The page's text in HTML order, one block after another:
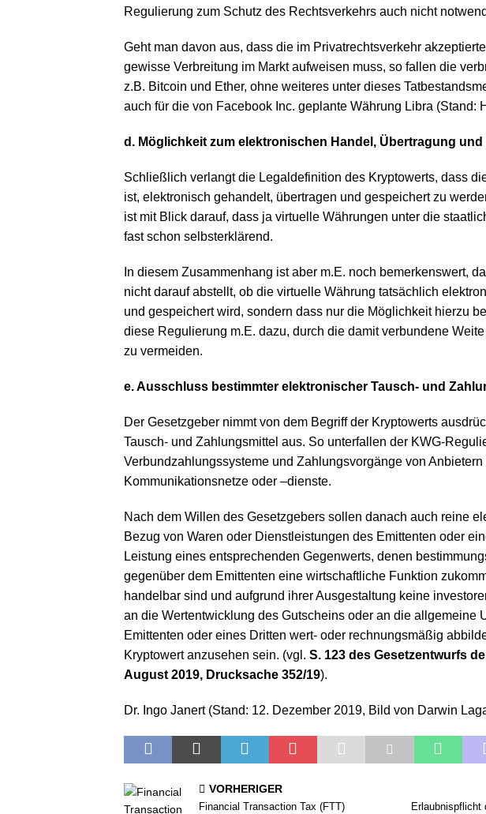
Regulierung zum Schutz des Rechtsverkehrs auch nicht
Geht man davon aus, dass die im Privatrechtsverkehr
gewisse Verbreitung im Markt aufweisen muss, so fallen die
z.B. Bitcoin und Ether, ohne weiteres unter dieses
auch für die von Facebook Inc. geplante Währung Libra (Stand:
d. Möglichkeit zum elektronischen Handel, Übertragung
Schließlich verlangt die Legaldefinition des Kryptowerts, dass
ist, elektronisch gehandelt, übertragen und gespeichert zu
ist mit Blick darauf, dass ja virtuelle Währungen unter die
fast schon selbsterklärend.
In diesem Zusammenhang ist aber m.E. noch bemerkenswert,
nicht darauf abstellt, ob die virtuelle Währung tatsächlich
und gespeichert wird, sondern dass nur die Möglichkeit hierzu
diese Regulierung m.E. dazu, durch die damit verbundene
zu vermeiden.
e. Ausschluss bestimmter elektronischer Tausch- und
Der Gesetzgeber nimmt von dem Begriff der Kryptowerts
Tausch- und Zahlungsmittel aus. So unterfallen der KWG-
Verbundzahlungssysteme und Zahlungsvorgänge von
Kommunikationsnetze oder –dienste.
Nach dem Willen des Gesetzgebers sollen danach auch reine
Bezug von Waren oder Dienstleistungen des Emittenten oder
Leistung eines entsprechenden Gegenwerts, denen
gegenüber dem Emittenten eine wirtschaftliche Funktion
handelbar sind und aufgrund ihrer Ausgestaltung keine
an die Wertentwicklung des Gutscheins oder an die allgemeine
Emittenten oder eines Dritten wert- oder rechnungsmäßig
Kryptowert anzusehen sein. (vgl. S. 123 des Gesetzentwurfs
August 2019, Drucksache 352/19).
Dr. Ingo Janert (Stand: 12. Dezember 2019, Bild von Darwin
VORHERIGER
Financial Transaction Tax (FTT) Erlaubnispflicht